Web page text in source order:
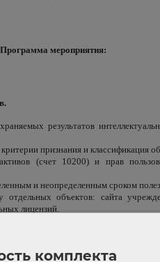
Программа мероприятия:
результатов
признания и классификация
(счет 10200) и прав
и неопределенным сроком
объектов: сайта
лицензий.
прав пользования; возможности
пользования НМА; применение
комплекта